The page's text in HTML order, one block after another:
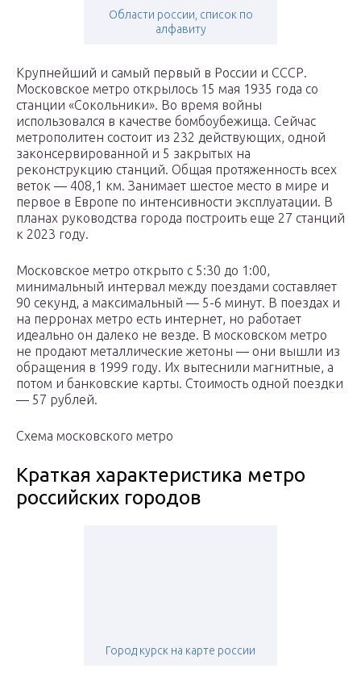
Области россии, список по
алфавиту
Крупнейший и самый первый в России и СССР.
Московское метро открылось 15 мая 1935 года со
станции «Сокольники». Во время войны
использовался в качестве бомбоубежища. Сейчас
метрополитен состоит из 232 действующих, одной
законсервированной и 5 закрытых на
реконструкцию станций. Общая протяженность всех
веток — 408,1 км. Занимает шестое место в мире и
первое в Европе по интенсивности эксплуатации. В
планах руководства города построить еще 27 станций
к 2023 году.
Московское метро открыто с 5:30 до 1:00,
минимальный интервал между поездами составляет
90 секунд, а максимальный — 5-6 минут. В поездах и
на перронах метро есть интернет, но работает
идеально он далеко не везде. В московском метро
не продают металлические жетоны — они вышли из
обращения в 1999 году. Их вытеснили магнитные, а
потом и банковские карты. Стоимость одной поездки
— 57 рублей.
Схема московского метро
Краткая характеристика метро
российских городов
Город курск на карте россии